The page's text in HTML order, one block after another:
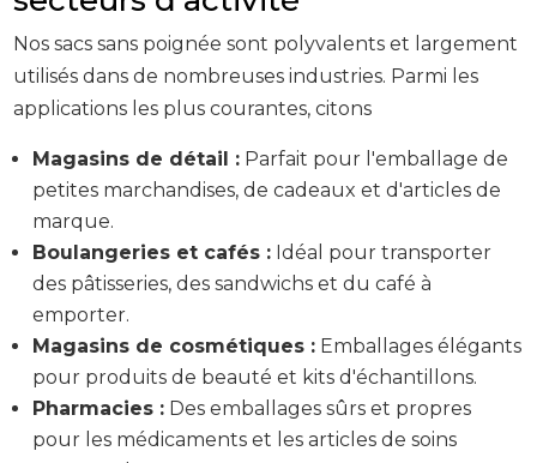
Nos sacs sans poignée sont polyvalents et largement
utilisés dans de nombreuses industries. Parmi les
applications les plus courantes, citons
Magasins de détail : Parfait pour l'emballage de
petites marchandises, de cadeaux et d'articles de
marque.
Boulangeries et cafés : Idéal pour transporter
des pâtisseries, des sandwichs et du café à
emporter.
Magasins de cosmétiques : Emballages élégants
pour produits de beauté et kits d'échantillons.
Pharmacies : Des emballages sûrs et propres
pour les médicaments et les articles de soins